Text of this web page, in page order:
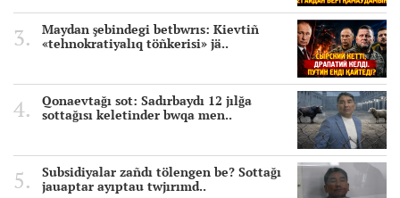
Maydan şebindegi betbwrıs: Kievtiñ
«tehnokratiyalıq töñkerisi» jä..
Qonaevtağı sot: Sadırbaydı 12 jılğa
sottağısı keletinder bwqa men..
Subsidiyalar zañdı tölengen be? Sottağı
jauaptar ayıptau twjırımd..